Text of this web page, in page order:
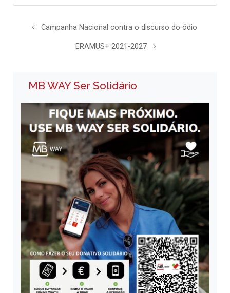
Campanha Nacional contra o discurso do ódio
ERAMUS+ 2021-2027
MB WAY Ser Solidário